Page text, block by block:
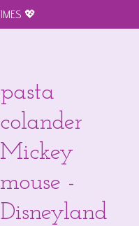
pasta
colander
Mickey
mouse -
Disneyland